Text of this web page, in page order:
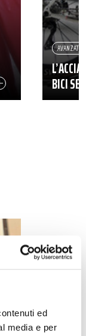
ed
media e per
AVANZATO
BICI